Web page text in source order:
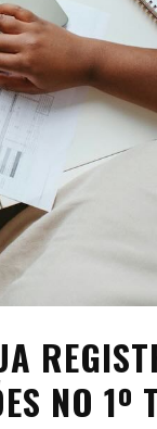
NO 1º